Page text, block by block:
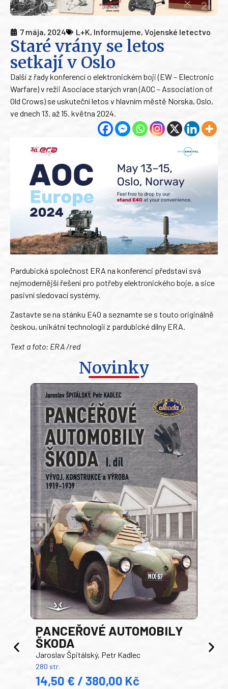
7 mája, 2024 L+K, Informujeme, Vojenské letectvo
Staré vrány se letos
setkají v Oslo
Další z řady konferencí o elektronickém boji (EW – Electronic
Warfare) v režii Asociace starých vran (AOC – Association of
Old Crows) se uskuteční letos v hlavním městě Norska, Oslo,
ve dnech 13. až 15. května 2024.
Pardubická společnost ERA na konferenci představí svá
nejmodernější řešení pro potřeby elektronického boje, a sice
pasivní sledovací systémy.
Zastavte se na stánku E40 a seznamte se s touto originálně
českou, unikátní technologií z pardubické dílny ERA.
Text a foto: ERA /red
Novinky
PANCEŘOVÉ AUTOMOBILY
ŠKODA
Jaroslav Špitálský, Petr Kadlec
280 str.
14,50 € / 380,00 Kč